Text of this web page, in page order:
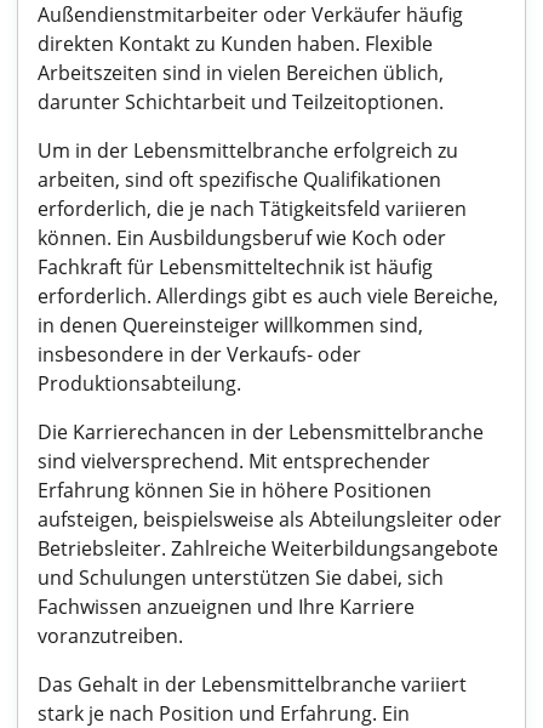
Außendienstmitarbeiter oder Verkäufer häufig
direkten Kontakt zu Kunden haben. Flexible
Arbeitszeiten sind in vielen Bereichen üblich,
darunter Schichtarbeit und Teilzeitoptionen.
Um in der Lebensmittelbranche erfolgreich zu
arbeiten, sind oft spezifische Qualifikationen
erforderlich, die je nach Tätigkeitsfeld variieren
können. Ein Ausbildungsberuf wie Koch oder
Fachkraft für Lebensmitteltechnik ist häufig
erforderlich. Allerdings gibt es auch viele Bereiche,
in denen Quereinsteiger willkommen sind,
insbesondere in der Verkaufs- oder
Produktionsabteilung.
Die Karrierechancen in der Lebensmittelbranche
sind vielversprechend. Mit entsprechender
Erfahrung können Sie in höhere Positionen
aufsteigen, beispielsweise als Abteilungsleiter oder
Betriebsleiter. Zahlreiche Weiterbildungsangebote
und Schulungen unterstützen Sie dabei, sich
Fachwissen anzueignen und Ihre Karriere
voranzutreiben.
Das Gehalt in der Lebensmittelbranche variiert
stark je nach Position und Erfahrung. Ein